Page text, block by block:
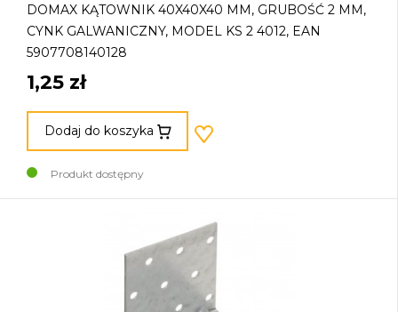
DOMAX KĄTOWNIK 40X40X40 MM, GRUBOŚĆ 2 MM,
CYNK GALWANICZNY, MODEL KS 2 4012, EAN
5907708140128
1,25 zł
Dodaj do koszyka
Produkt dostępny